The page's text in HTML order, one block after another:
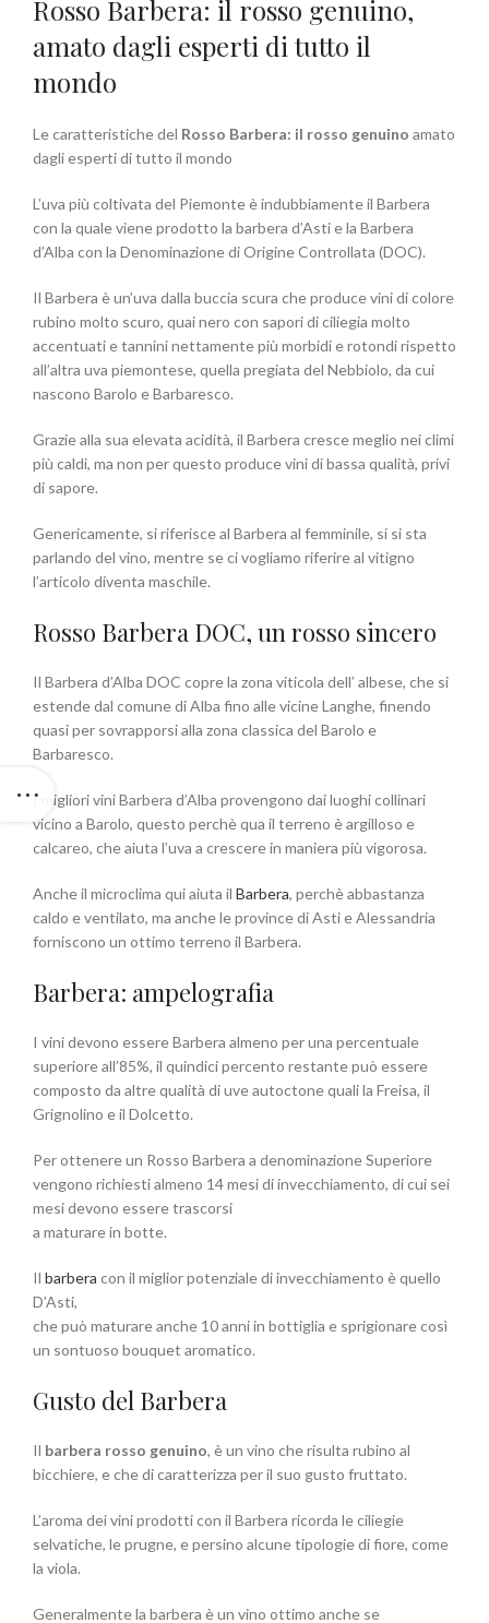
Rosso Barbera: il rosso genuino,
amato dagli esperti di tutto il
mondo
Le caratteristiche del Rosso Barbera: il rosso genuino amato
dagli esperti di tutto il mondo
L’uva più coltivata del Piemonte è indubbiamente il Barbera
con la quale viene prodotto la barbera d’Asti e la Barbera
d’Alba con la Denominazione di Origine Controllata (DOC).
Il Barbera è un’uva dalla buccia scura che produce vini di colore
rubino molto scuro, quai nero con sapori di ciliegia molto
accentuati e tannini nettamente più morbidi e rotondi rispetto
all’altra uva piemontese, quella pregiata del Nebbiolo, da cui
nascono Barolo e Barbaresco.
Grazie alla sua elevata acidità, il Barbera cresce meglio nei climi
più caldi, ma non per questo produce vini di bassa qualità, privi
di sapore.
Genericamente, si riferisce al Barbera al femminile, si si sta
parlando del vino, mentre se ci vogliamo riferire al vitigno
l’articolo diventa maschile.
Rosso Barbera DOC, un rosso sincero
Il Barbera d’Alba DOC copre la zona viticola dell’ albese, che si
estende dal comune di Alba fino alle vicine Langhe, finendo
quasi per sovrapporsi alla zona classica del Barolo e
Barbaresco.
I migliori vini Barbera d’Alba provengono dai luoghi collinari
vicino a Barolo, questo perchè qua il terreno è argilloso e
calcareo, che aiuta l’uva a crescere in maniera più vigorosa.
Anche il microclima qui aiuta il Barbera, perchè abbastanza
caldo e ventilato, ma anche le province di Asti e Alessandria
forniscono un ottimo terreno il Barbera.
Barbera: ampelografia
I vini devono essere Barbera almeno per una percentuale
superiore all’85%, il quindici percento restante può essere
composto da altre qualità di uve autoctone quali la Freisa, il
Grignolino e il Dolcetto.
Per ottenere un Rosso Barbera a denominazione Superiore
vengono richiesti almeno 14 mesi di invecchiamento, di cui sei
mesi devono essere trascorsi
a maturare in botte.
Il barbera con il miglior potenziale di invecchiamento è quello
D’Asti,
che può maturare anche 10 anni in bottiglia e sprigionare così
un sontuoso bouquet aromatico.
Gusto del Barbera
Il barbera rosso genuino, è un vino che risulta rubino al
bicchiere, e che di caratterizza per il suo gusto fruttato.
L’aroma dei vini prodotti con il Barbera ricorda le ciliegie
selvatiche, le prugne, e persino alcune tipologie di fiore, come
la viola.
Generalmente la barbera è un vino ottimo anche se